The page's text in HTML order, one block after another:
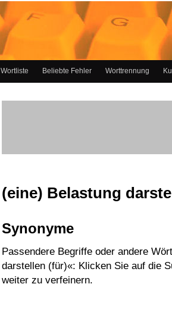
Wortliste Beliebte Fehler Worttrennung
(eine) Belastung
Synonyme
Passendere Begriffe oder andere
darstellen (für)«: Klicken Sie auf die
weiter zu verfeinern.